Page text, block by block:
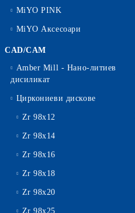
MiYO PINK
MiYO Аксесоари
CAD/CAM
Amber Mill - Нано-литиев
дисиликат
Циркониеви дискове
Zr 98x12
Zr 98x14
Zr 98x16
Zr 98x18
Zr 98x20
Zr 98x25